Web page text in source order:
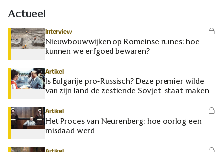
Actueel
Interview
Nieuwbouwwijken op Romeinse ruïnes: hoe
kunnen we erfgoed bewaren?
Artikel
Is Bulgarije pro-Russisch? Deze premier wilde
van zijn land de zestiende Sovjet-staat maken
Artikel
Het Proces van Neurenberg: hoe oorlog een
misdaad werd